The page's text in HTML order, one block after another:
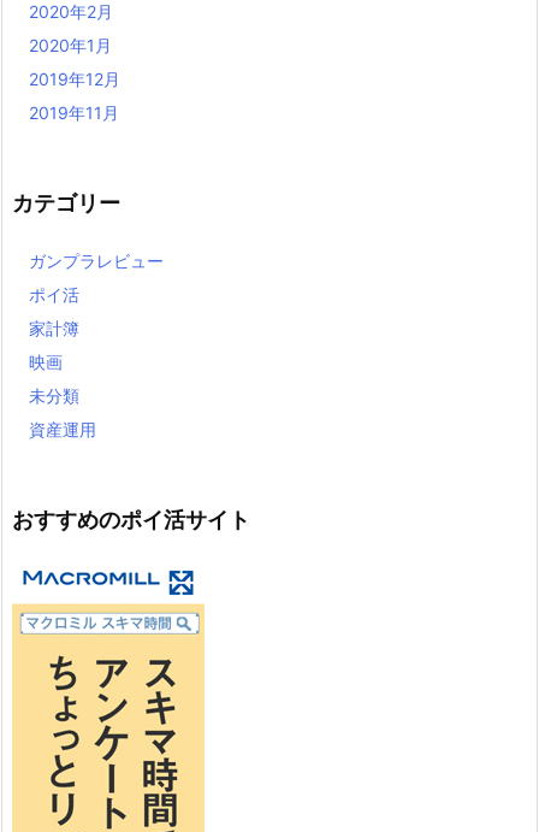
2020年2月
2020年1月
2019年12月
2019年11月
カテゴリー
ガンプラレビュー
ポイ活
家計簿
映画
未分類
資産運用
おすすめのポイ活サイト